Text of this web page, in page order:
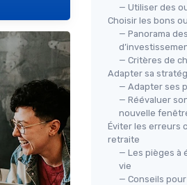
— Utiliser des
Choisir les bons
— Panorama
— Critères de
Adapter sa
— Adapter ses
— Réévaluer
nouvelle
Éviter les erreurs
retraite
— Les pièges à
vie
— Conseils